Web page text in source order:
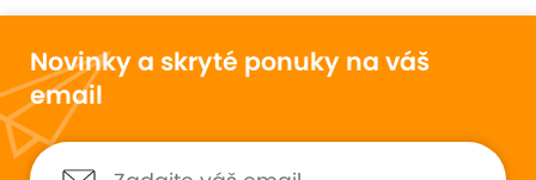
Novinky a skryté ponuky na váš
email